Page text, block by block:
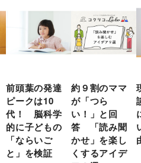
前頭葉の発達
ピークは10
代！ 脳科学
的に子どもの
「ならいご
と」を検証
約９割のママ
が「つら
い！」と回
答 「読み聞
かせ」を楽し
くするアイデ